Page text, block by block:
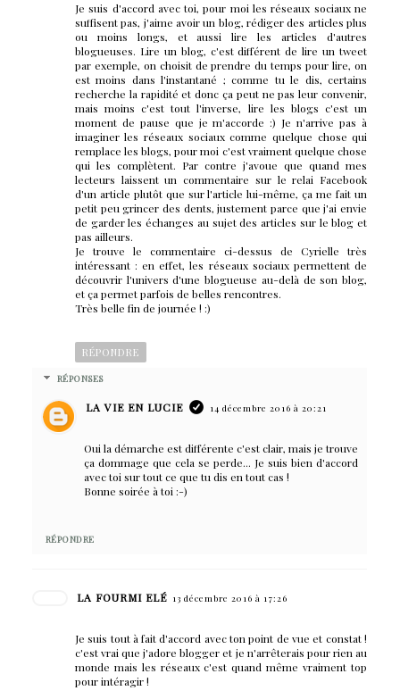
Je suis d'accord avec toi, pour moi les réseaux sociaux ne
suffisent pas, j'aime avoir un blog, rédiger des articles plus
ou moins longs, et aussi lire les articles d'autres
blogueuses. Lire un blog, c'est différent de lire un tweet
par exemple, on choisit de prendre du temps pour lire, on
est moins dans l'instantané ; comme tu le dis, certains
recherche la rapidité et donc ça peut ne pas leur convenir,
mais moins c'est tout l'inverse, lire les blogs c'est un
moment de pause que je m'accorde :) Je n'arrive pas à
imaginer les réseaux sociaux comme quelque chose qui
remplace les blogs, pour moi c'est vraiment quelque chose
qui les complètent. Par contre j'avoue que quand mes
lecteurs laissent un commentaire sur le relai Facebook
d'un article plutôt que sur l'article lui-même, ça me fait un
petit peu grincer des dents, justement parce que j'ai envie
de garder les échanges au sujet des articles sur le blog et
pas ailleurs.
Je trouve le commentaire ci-dessus de Cyrielle très
intéressant : en effet, les réseaux sociaux permettent de
découvrir l'univers d'une blogueuse au-delà de son blog,
et ça permet parfois de belles rencontres.
Très belle fin de journée ! :)
RÉPONDRE
RÉPONSES
LA VIE EN LUCIE 14 décembre 2016 à 20:21
Oui la démarche est différente c'est clair, mais je trouve
ça dommage que cela se perde... Je suis bien d'accord
avec toi sur tout ce que tu dis en tout cas !
Bonne soirée à toi :-)
RÉPONDRE
LA FOURMI ELÉ 13 décembre 2016 à 17:26
Je suis tout à fait d'accord avec ton point de vue et constat !
c'est vrai que j'adore blogger et je n'arrêterais pour rien au
monde mais les réseaux c'est quand même vraiment top
pour intéragir !